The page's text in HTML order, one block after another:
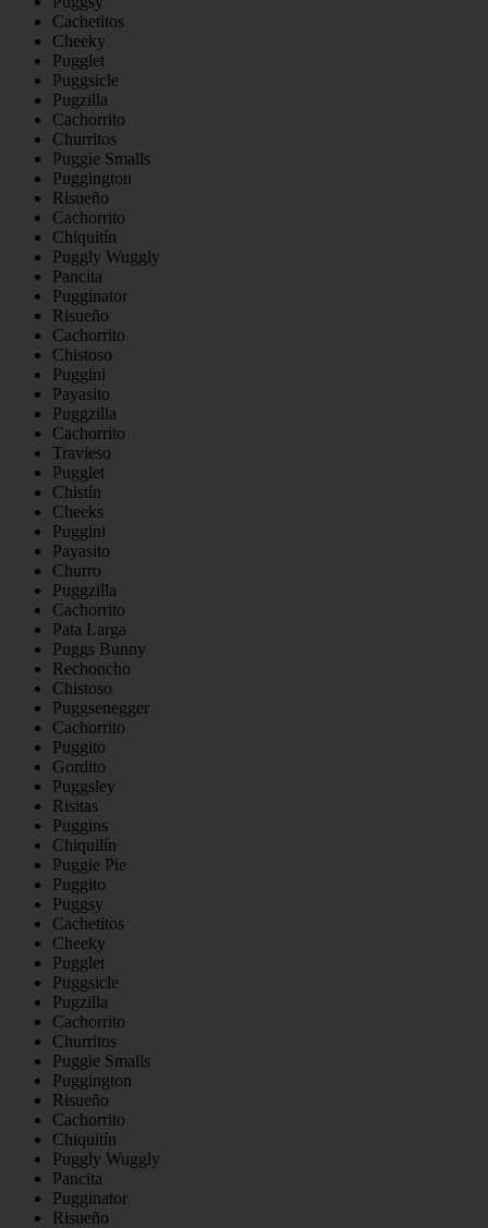
Cachetitos
Cheeky
Pugglet
Puggsicle
Pugzilla
Cachorrito
Churritos
Puggie Smalls
Puggington
Risueño
Cachorrito
Chiquitín
Puggly Wuggly
Pancita
Pugginator
Risueño
Cachorrito
Chistoso
Puggini
Payasito
Puggzilla
Cachorrito
Travieso
Pugglet
Chistín
Cheeks
Puggini
Payasito
Churro
Puggzilla
Cachorrito
Pata Larga
Puggs Bunny
Rechoncho
Chistoso
Puggsenegger
Cachorrito
Puggito
Gordito
Puggsley
Risitas
Puggins
Chiquilín
Puggie Pie
Puggito
Puggsy
Cachetitos
Cheeky
Pugglet
Puggsicle
Pugzilla
Cachorrito
Churritos
Puggie Smalls
Puggington
Risueño
Cachorrito
Chiquitín
Puggly Wuggly
Pancita
Pugginator
Risueño